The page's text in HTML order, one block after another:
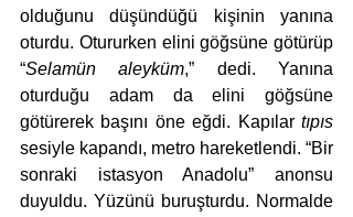
olduğunu düşündüğü kişinin yanına
oturdu. Otururken elini göğsüne götürüp
“Selamün aleyküm,” dedi. Yanına
oturduğu adam da elini göğsüne
götürerek başını öne eğdi. Kapılar tıpıs
sesiyle kapandı, metro hareketlendi. “Bir
sonraki istasyon Anadolu” anonsu
duyuldu. Yüzünü buruşturdu. Normalde